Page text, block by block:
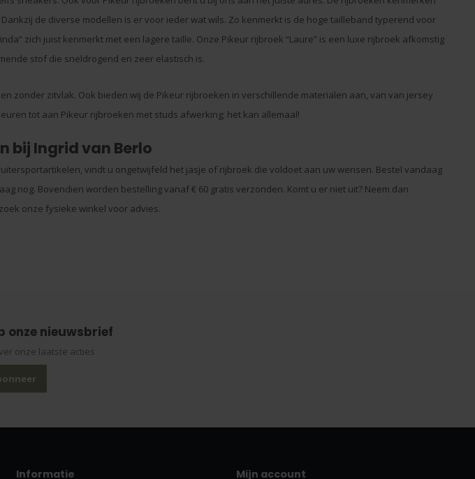
de diverse modellen is er voor ieder wat wils. Zo kenmerkt is de hoge tailleband typerend voor
zich juist kenmerkt met een lagere taille. Onze Pikeur rijbroek “Laure” is een luxe rijbroek afkomstig
stof die sneldrogend en zeer elastisch is.
zonder zitvlak. Ook bieden wij de Pikeur rijbroeken in verschillende materialen aan, van van jersey
tot aan Pikeur rijbroeken met studs afwerking; het kan allemaal!
bij Ingrid van Berlo
vindt u ongetwijfeld het jasje of rijbroek die voldoet aan uw wensen. Bestel vandaag
nog. Bovendien worden bestelling vanaf € 60 gratis verzonden. Komt u er niet uit? Neem dan
onze fysieke winkel voor advies.
onze nieuwsbrief
onze laatste acties
Informatie Mijn account